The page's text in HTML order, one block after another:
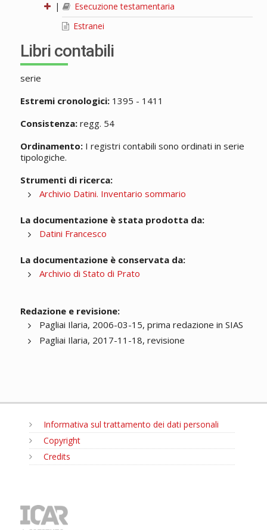
|
Esecuzione testamentaria
Estranei
Libri contabili
serie
Estremi cronologici:1395 - 1411
Consistenza:regg. 54
Ordinamento:I registri contabili sono ordinati in serie
tipologiche.
Strumenti di ricerca:
Archivio Datini. Inventario sommario
La documentazione è stata prodotta da:
Datini Francesco
La documentazione è conservata da:
Archivio di Stato di Prato
Redazione e revisione:
Pagliai Ilaria, 2006-03-15, prima redazione in SIAS
Pagliai Ilaria, 2017-11-18, revisione
Informativa sul trattamento dei dati personali
Copyright
Credits